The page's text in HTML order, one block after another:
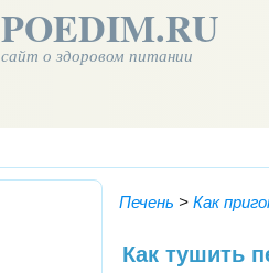
POEDIM.RU
сайт о здоровом питании
Печень > Как
Как тушить